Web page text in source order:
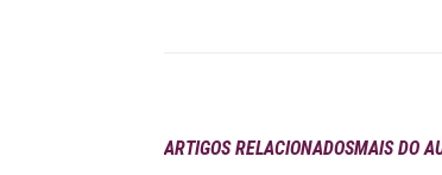
ARTIGOS RELACIONADOSMAIS DO